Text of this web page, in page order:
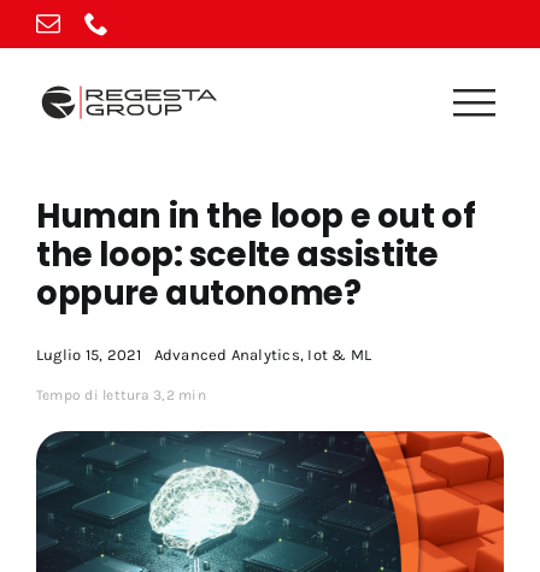
al
contenuto
Human in the loop e out of
the loop: scelte assistite
oppure autonome?
Luglio 15, 2021 Advanced Analytics, Iot & ML
Tempo di lettura 3,2 min